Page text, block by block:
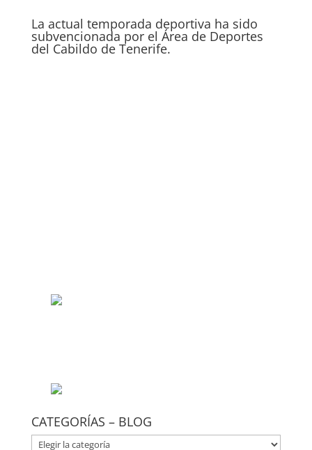
La actual temporada deportiva ha sido
subvencionada por el Área de Deportes
del Cabildo de Tenerife.
CATEGORÍAS – BLOG
CATEGORÍAS